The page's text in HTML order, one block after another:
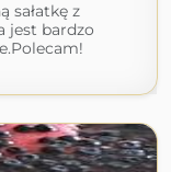
sałatkę z
jest bardzo